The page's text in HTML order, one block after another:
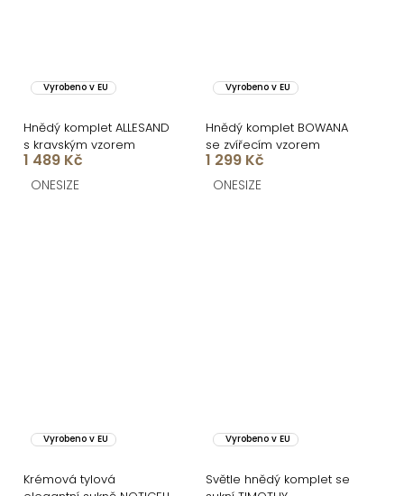
Vyrobeno v EU
Hnědý komplet ALLESAND
s kravským vzorem
1 489 Kč
ONESIZE
Vyrobeno v EU
Hnědý komplet BOWANA
se zvířecím vzorem
1 299 Kč
ONESIZE
Vyrobeno v EU
Krémová tylová
Vyrobeno v EU
Světle hnědý komplet se